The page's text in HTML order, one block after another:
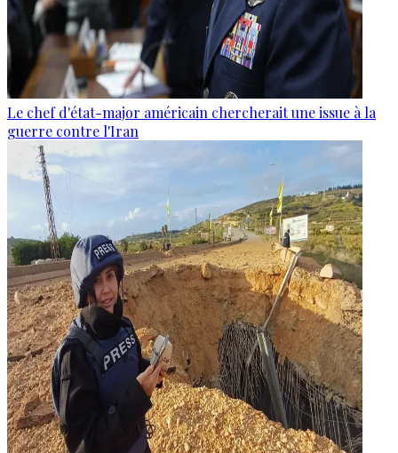
Le chef d'état-major américain chercherait une issue à la
guerre contre l'Iran